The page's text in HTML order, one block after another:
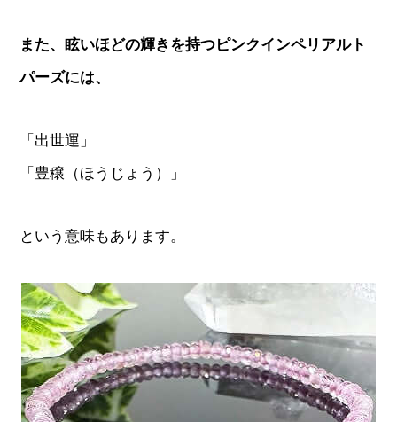
また、眩いほどの輝きを持つピンクインペリアルト
パーズには、
「出世運」
「豊穣（ほうじょう）」
という意味もあります。